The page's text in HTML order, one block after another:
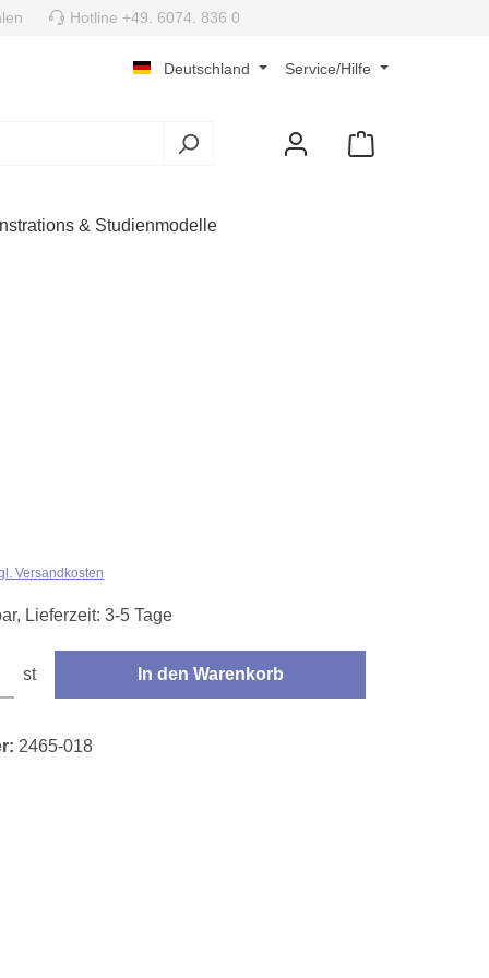
Hotline +49. 6074. 836 0
Deutschland Service/Hilfe
& Studienmodelle
Versandkosten
Lieferzeit: 3-5 Tage
st In den Warenkorb
2465-018